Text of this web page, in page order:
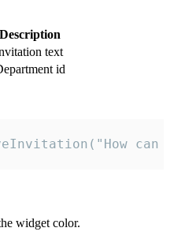
Description
text
id
widget color.